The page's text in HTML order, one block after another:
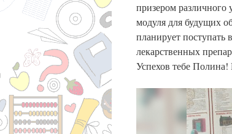
призером различного
модуля для будущих
планирует поступать
лекарственных
Успехов тебе